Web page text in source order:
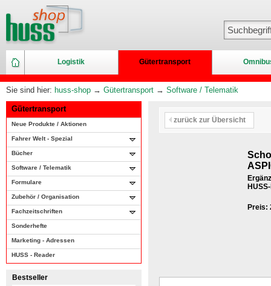
Logistik Gütertransport
Sie sind hier: huss-shop → Gütertransport → Software / Telematik
Gütertransport
Neue Produkte / Aktionen
Fahrer Welt - Spezial
Bücher
Software / Telematik
Formulare
Zubehör / Organisation
Fachzeitschriften
Sonderhefte
Marketing - Adressen
HUSS - Reader
Bestseller
zurück zur Übersicht